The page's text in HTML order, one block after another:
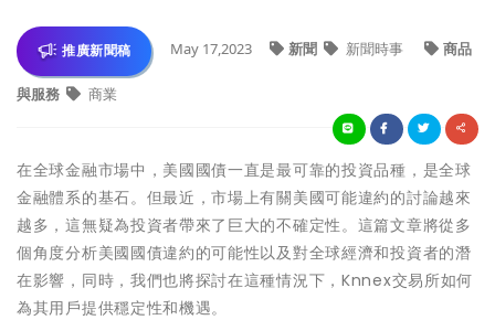
推廣新聞稿 May 17,2023 新聞 新聞時事 商品
與服務 商業
在全球金融市場中，美國國債一直是最可靠的投資品種，是全球
金融體系的基石。但最近，市場上有關美國可能違約的討論越來
越多，這無疑為投資者帶來了巨大的不確定性。這篇文章將從多
個角度分析美國國債違約的可能性以及對全球經濟和投資者的潛
在影響，同時，我們也將探討在這種情況下，Knnex交易所如何
為其用戶提供穩定性和機遇。